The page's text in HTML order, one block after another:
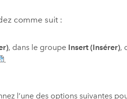
comme suit :
, dans le groupe Insert (Insérer),
.
l’une des options suivantes